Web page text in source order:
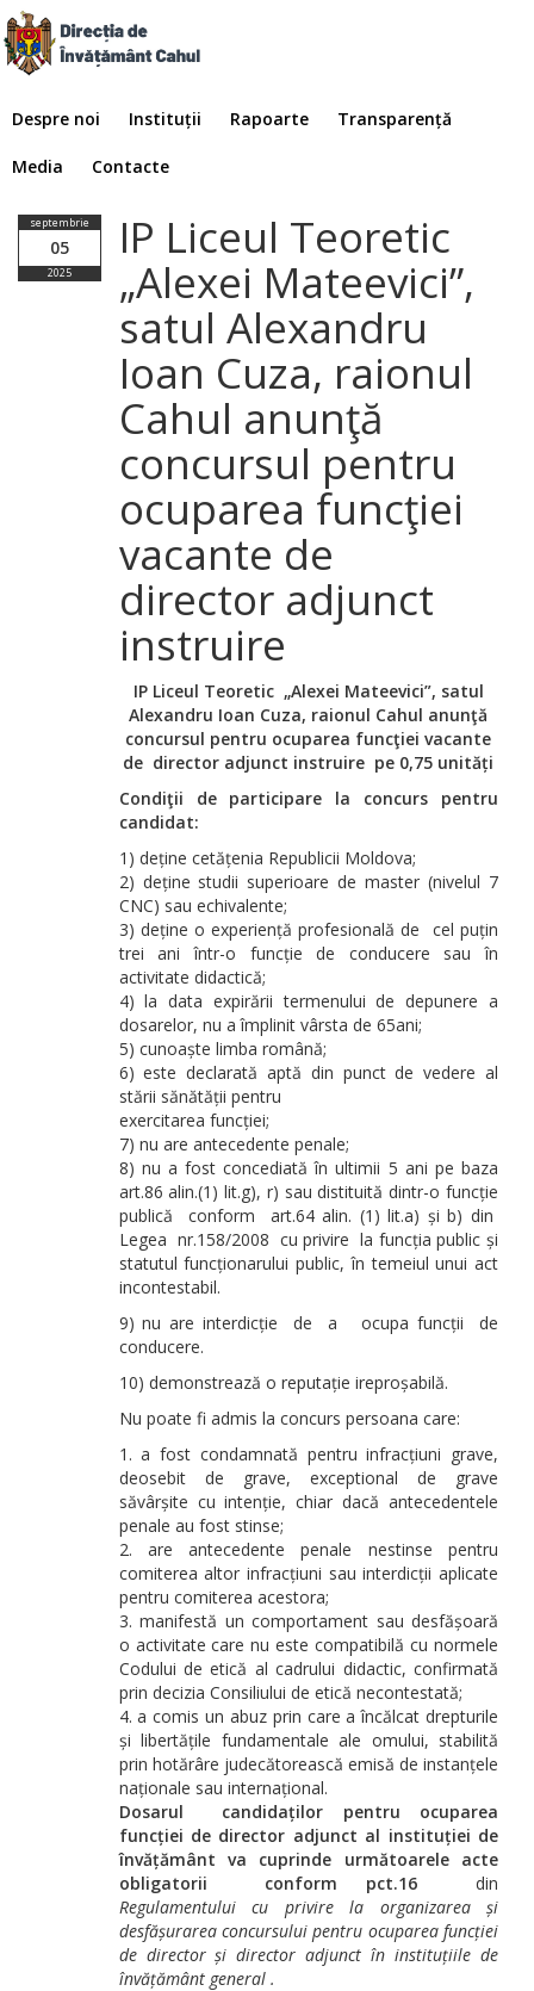
Despre noi Instituții Rapoarte Transparență
Media Contacte
septembrie
05
2025
IP Liceul Teoretic
„Alexei Mateevici”,
satul Alexandru
Ioan Cuza, raionul
Cahul anunţă
concursul pentru
ocuparea funcţiei
vacante de
director adjunct
instruire
IP Liceul Teoretic „Alexei Mateevici”, satul
Alexandru Ioan Cuza, raionul Cahul anunţă
concursul pentru ocuparea funcţiei vacante
de director adjunct instruire pe 0,75 unități
Condiţii de participare la concurs pentru
candidat:
1) deține cetățenia Republicii Moldova;
2) deține studii superioare de master (nivelul 7
CNC) sau echivalente;
3) deține o experiență profesională de cel puțin
trei ani într-o funcție de conducere sau în
activitate didactică;
4) la data expirării termenului de depunere a
dosarelor, nu a împlinit vârsta de 65ani;
5) cunoaște limba română;
6) este declarată aptă din punct de vedere al
stării sănătății pentru
exercitarea funcției;
7) nu are antecedente penale;
8) nu a fost concediată în ultimii 5 ani pe baza
art.86 alin.(1) lit.g), r) sau distituită dintr-o funcție
publică conform art.64 alin. (1) lit.a) și b) din
Legea nr.158/2008 cu privire la funcția public și
statutul funcționarului public, în temeiul unui act
incontestabil.
9) nu are interdicție de a ocupa funcții de
conducere.
10) demonstrează o reputație ireproșabilă.
Nu poate fi admis la concurs persoana care:
a fost condamnată pentru infracțiuni grave,
deosebit de grave, exceptional de grave
săvârșite cu intenție, chiar dacă antecedentele
penale au fost stinse;
are antecedente penale nestinse pentru
comiterea altor infracțiuni sau interdicții aplicate
pentru comiterea acestora;
manifestă un comportament sau desfășoară
o activitate care nu este compatibilă cu normele
Codului de etică al cadrului didactic, confirmată
prin decizia Consiliului de etică necontestată;
a comis un abuz prin care a încălcat drepturile
și libertățile fundamentale ale omului, stabilită
prin hotărâre judecătorească emisă de instanțele
naționale sau internațional.
Dosarul candidaților pentru ocuparea
funcției de director adjunct al instituției de
învățământ va cuprinde următoarele acte
obligatorii conform pct.16 din
Regulamentului cu privire la organizarea și
desfășurarea concursului pentru ocuparea funcției
de director și director adjunct în instituțiile de
învățământ general .